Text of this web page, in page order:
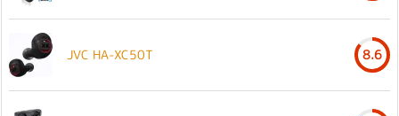
JVC HA-XC50T 8.6